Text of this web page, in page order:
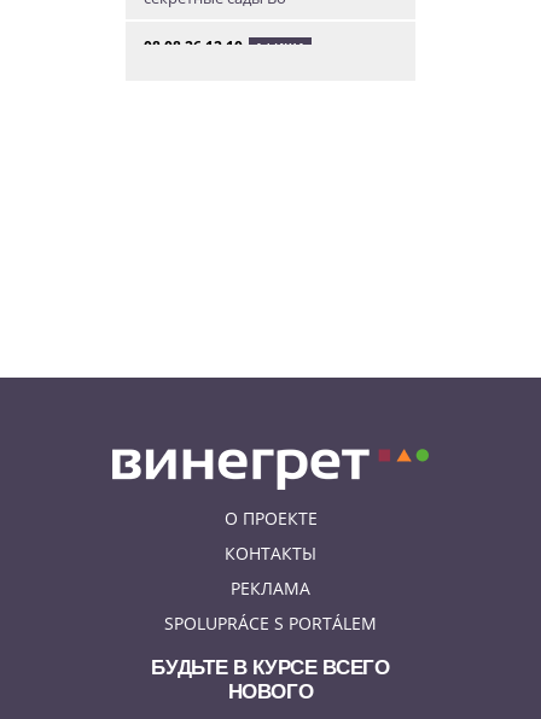
08.08.26 12:10 АФИША
О ПРОЕКТЕ
КОНТАКТЫ
РЕКЛАМА
SPOLUPRÁCE S PORTÁLEM
БУДЬТЕ В КУРСЕ ВСЕГО
НОВОГО